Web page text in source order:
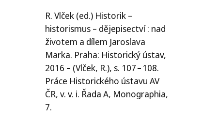
R. Vlček (ed.) Historik –
historismus – dějepisectví : nad
životem a dílem Jaroslava
Marka. Praha: Historický ústav,
2016 – (Vlček, R.), s. 107 – 108.
Práce Historického ústavuAV
ČR, v. v. i. Řada A, Monographia,
7.